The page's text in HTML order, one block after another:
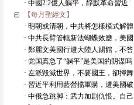
· 中國2.2億人躺平，靜默革命習近
【每月聖經文】
· 明朝或清朝，中共將怎樣模式解體
· 中共長臂管轄新法蝴蝶效應，美國
· 鄭麗文美國行遭大陸人踢館，不答
· 党国真急了“躺平”是美国的阴谋吗
· 左派毀滅世界，不要國王，卻揮舞
· 習近平利用藍營擋軍購，遭美國破
· 中俄急跳脚：武力加剧仇恨。自己